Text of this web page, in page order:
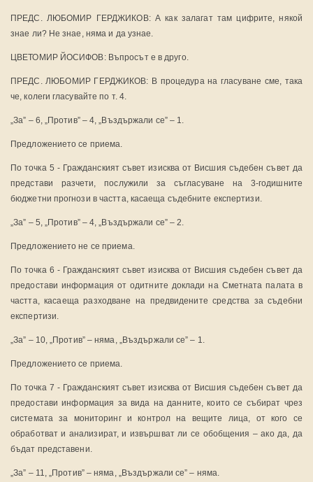
ПРЕДС. ЛЮБОМИР ГЕРДЖИКОВ: А как залагат там цифрите, някой
знае ли? Не знае, няма и да узнае.
ЦВЕТОМИР ЙОСИФОВ: Въпросът е в друго.
ПРЕДС. ЛЮБОМИР ГЕРДЖИКОВ: В процедура на гласуване сме, така
че, колеги гласувайте по т. 4.
„За” – 6, „Против” – 4, „Въздържали се” – 1.
Предложението се приема.
По точка 5 - Гражданският съвет изисква от Висшия съдебен съвет да
представи разчети, послужили за съгласуване на 3-годишните
бюджетни прогнози в частта, касаеща съдебните експертизи.
„За” – 5, „Против” – 4, „Въздържали се” – 2.
Предложението не се приема.
По точка 6 - Гражданският съвет изисква от Висшия съдебен съвет да
предостави информация от одитните доклади на Сметната палата в
частта, касаеща разходване на предвидените средства за съдебни
експертизи.
„За” – 10, „Против” – няма, „Въздържали се” – 1.
Предложението се приема.
По точка 7 - Гражданският съвет изисква от Висшия съдебен съвет да
предостави информация за вида на данните, които се събират чрез
системата за мониторинг и контрол на вещите лица, от кого се
обработват и анализират, и извършват ли се обобщения – ако да, да
бъдат представени.
„За” – 11, „Против” – няма, „Въздържали се” – няма.